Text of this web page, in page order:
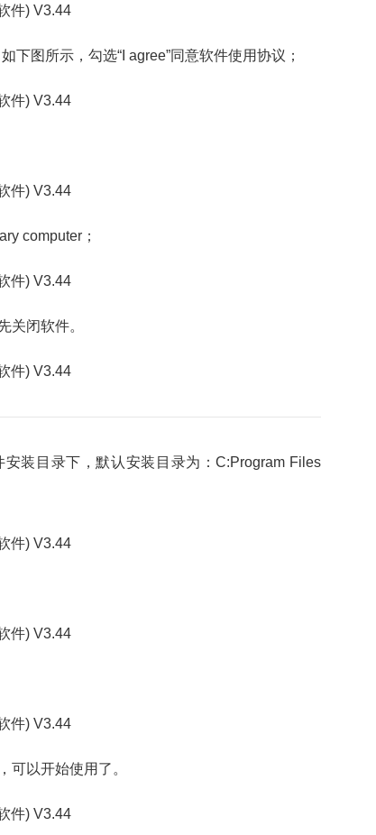
图所示，勾选“I agree”同意软件使用协议；
computer；
闭软件。
目录下，默认安装目录为：C:Program Files
以开始使用了。